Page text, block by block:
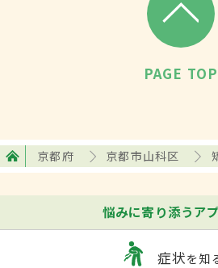
PAGE TOP
京都府 京都市山科区
悩みに寄り添うア
症状を知